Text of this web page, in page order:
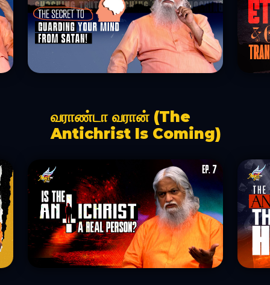
வராண்டா வரான் (The
Antichrist Is Coming)